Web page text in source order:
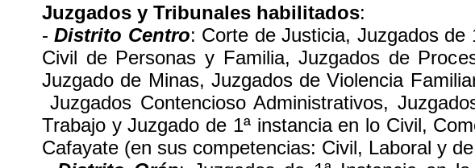
Juzgados y Tribunales habilitados:
-Distrito Centro: Corte de Justicia, Juzgados de
Civil de Personas y Familia, Juzgados de
Juzgado de Minas, Juzgados de Violencia
Juzgados Contencioso Administrativos,
Trabajo y Juzgado de 1ª instancia en lo Civil,
Cafayate (en sus competencias: Civil, Laboral y